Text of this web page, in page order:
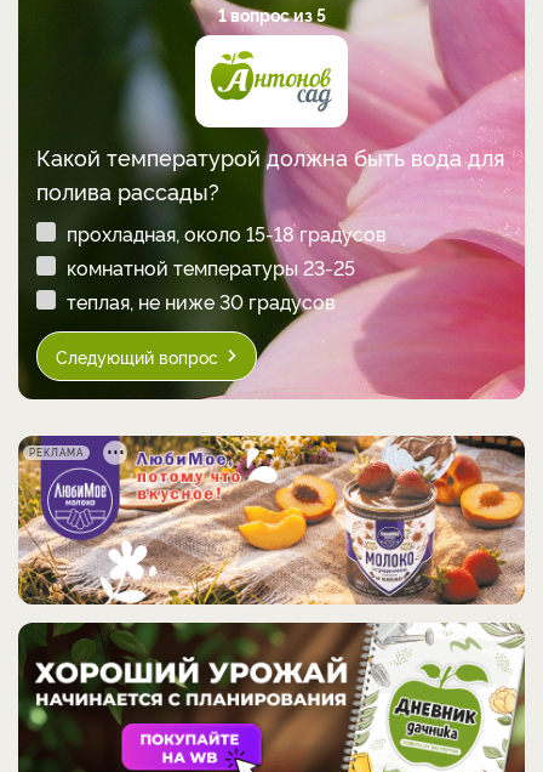
1 вопрос из 5
Какой температурой должна быть вода для
полива рассады?
прохладная, около 15-18 градусов
комнатной температуры 23-25
теплая, не ниже 30 градусов
Следующий вопрос
РЕКЛАМА